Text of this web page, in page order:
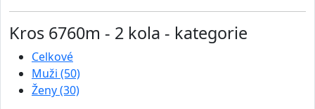
Kros 6760m - 2 kola - kategorie
Celkové
Muži (50)
Ženy (30)